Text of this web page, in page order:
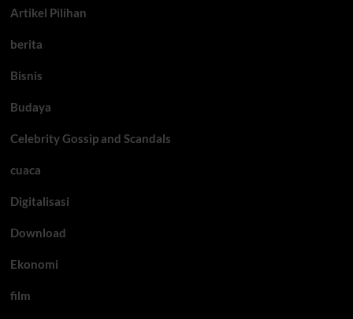
Artikel Pilihan
berita
Bisnis
Budaya
Celebrity Gossip and Scandals
cuaca
Digitalisasi
Download
Ekonomi
film